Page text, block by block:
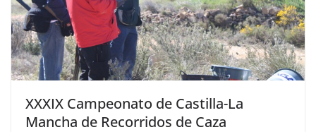
XXXIX Campeonato de Castilla-La
Mancha de Recorridos de Caza